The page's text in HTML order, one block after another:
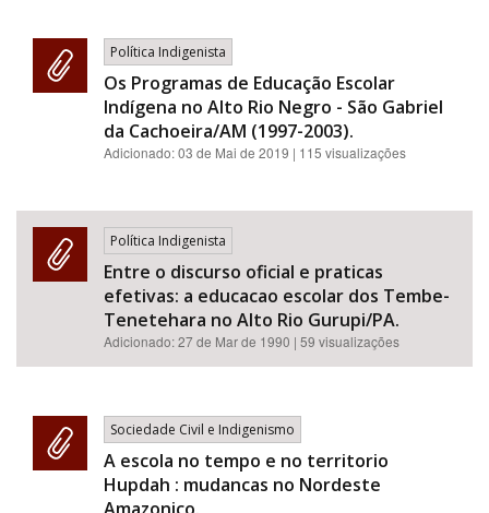
Política Indigenista
Os Programas de Educação Escolar
Indígena no Alto Rio Negro - São Gabriel
da Cachoeira/AM (1997-2003).
Adicionado:03 de Mai de 2019 | 115 visualizações
Política Indigenista
Entre o discurso oficial e praticas
efetivas: a educacao escolar dos Tembe-
Tenetehara no Alto Rio Gurupi/PA.
Adicionado:27 de Mar de 1990 | 59 visualizações
Sociedade Civil e Indigenismo
A escola no tempo e no territorio
Hupdah : mudancas no Nordeste